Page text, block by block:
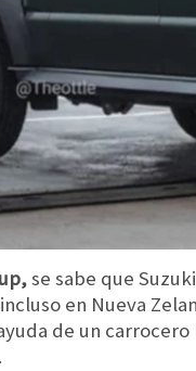
se sabe que
en Nueva
de un